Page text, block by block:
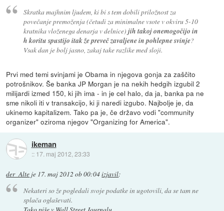
Skratka majhnim ljudem, ki bi s tem dobili priložnost za
povečanje premoženja (četudi za minimalne vsote v okviru 5-10
kratnika vloženega denarja v delnice) jih takoj onemogočijo in
h koritu spustijo itak že preveč zavaljene in pohlepne svinje?
Vsak dan je bolj jasno, zakaj take razlike med sloji.
Prvi med temi svinjami je Obama in njegova gonja za zaščito
potrošnikov. Še banka JP Morgan je na nekih hedgih izgubil 2
milijardi izmed 150, ki jih ima - in je cel halo, da ja, banka pa ne
sme nikoli iti v transakcijo, ki ji naredi izgubo. Najbolje je, da
ukinemo kapitalizem. Tako pa je, če državo vodi "community
organizer" oziroma njegov "Organizing for America".
ikeman
:: 17. maj 2012, 23:33
der_Alte je 17. maj 2012 ob 00:04izjavil:
Nekateri so že pogledali svoje podatke in ugotovili, da se tam ne
splača oglaševati.